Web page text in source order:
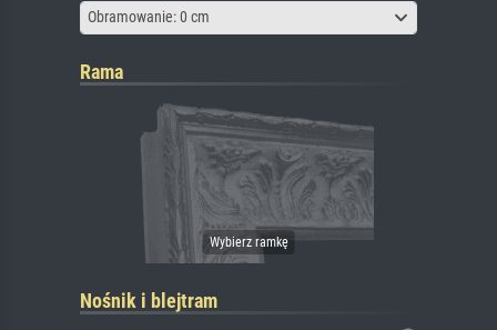
Obramowanie: 0 cm
Rama
Nośnik i blejtram